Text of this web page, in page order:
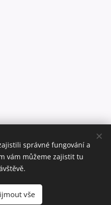
E-mail:info@saskyn.cz
správné fungování a
vám můžeme zajistit tu
vše